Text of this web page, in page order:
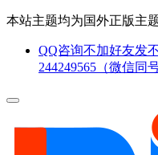
本站主题均为国外正版主
QQ咨询不加好友发
244249565（微信同号